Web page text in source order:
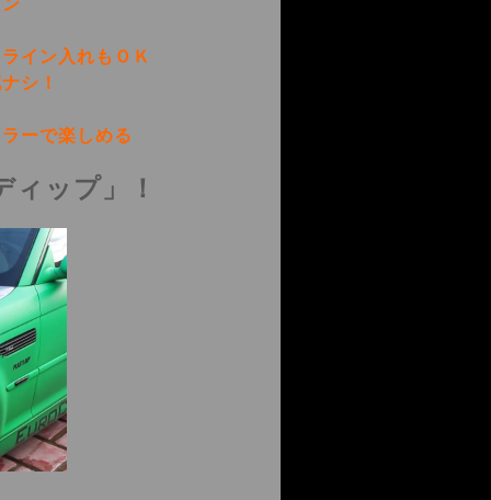
ン入れもＯＫ
シ！
ーで楽しめる
ップ」！